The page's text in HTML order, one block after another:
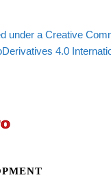
under a Creative
4.0